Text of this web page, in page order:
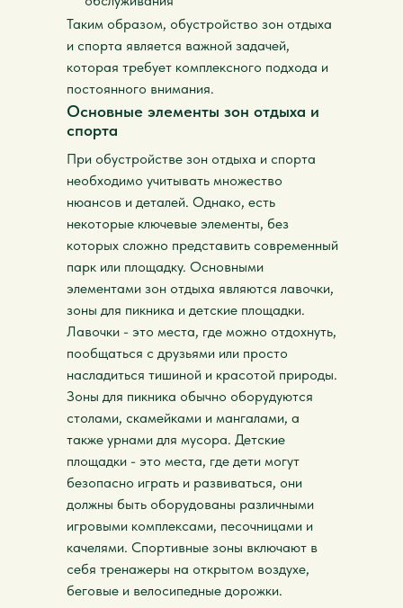
Таким образом, обустройство зон отдыха
и спорта является важной задачей,
которая требует комплексного подхода и
постоянного внимания.
Основные элементы зон отдыха и
спорта
При обустройстве зон отдыха и спорта
необходимо учитывать множество
нюансов и деталей. Однако, есть
некоторые ключевые элементы, без
которых сложно представить современный
парк или площадку. Основными
элементами зон отдыха являются лавочки,
зоны для пикника и детские площадки.
Лавочки - это места, где можно отдохнуть,
пообщаться с друзьями или просто
насладиться тишиной и красотой природы.
Зоны для пикника обычно оборудуются
столами, скамейками и мангалами, а
также урнами для мусора. Детские
площадки - это места, где дети могут
безопасно играть и развиваться, они
должны быть оборудованы различными
игровыми комплексами, песочницами и
качелями. Спортивные зоны включают в
себя тренажеры на открытом воздухе,
беговые и велосипедные дорожки.